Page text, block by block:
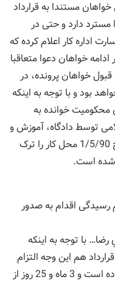
حال خواهان مستندا به قرارداد
دارد و حتی در
اداره کار اعلام کرده که
خواهان دعوا متعاقبا
قبول خواهان پرونده، در
بود و با توجه به اینکه
محکومیت خوانده به
توسط دادگاه، آموزش و
پرورش اعلام می‌دارد که خوانده در تاریخ 1/5/90 محل کار را ترک
شده است.
رسیدگی اقدام به صدور
با توجه به اینکه
هم این وجه التزام
پیش‌بینی شده و قرارداد دوازده ماهه بوده است و 3 ماه و 25 روز از